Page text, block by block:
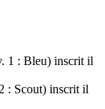
1 : Bleu) inscrit il
: Scout) inscrit il